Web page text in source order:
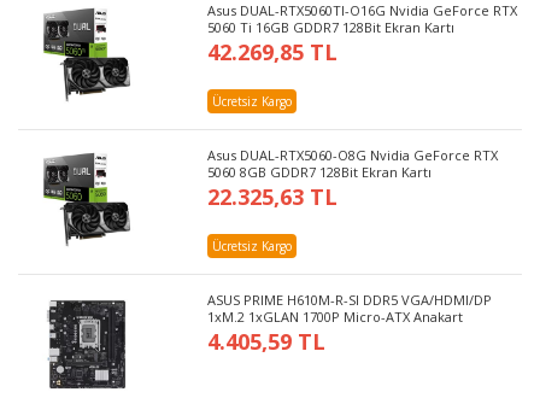
Asus DUAL-RTX5060TI-O16G Nvidia GeForce RTX
5060 Ti 16GB GDDR7 128Bit Ekran Kartı
42.269,85 TL
Ücretsiz Kargo
Asus DUAL-RTX5060-O8G Nvidia GeForce RTX
5060 8GB GDDR7 128Bit Ekran Kartı
22.325,63 TL
Ücretsiz Kargo
ASUS PRIME H610M-R-SI DDR5 VGA/HDMI/DP
1xM.2 1xGLAN 1700P Micro-ATX Anakart
4.405,59 TL